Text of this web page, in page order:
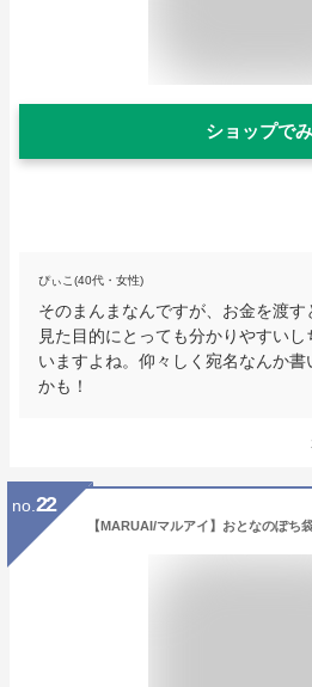
ショップで
ぴぃこ(40代・女性)
そのまんまなんですが、お金を渡
見た目的にとっても分かりやすい
いますよね。仰々しく宛名なんか
かも！
no. 22